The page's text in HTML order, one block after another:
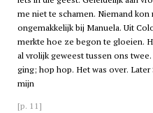
me niet te schamen. Niemand
ongemakkelijk bij Manuela. Uit
merkte hoe ze begon te gloeien.
al vrolijk geweest tussen ons
ging; hop hop. Het was over.
mijn
[p. 11]